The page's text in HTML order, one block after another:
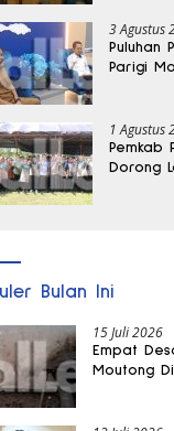
3 Agustus
Puluhan
Parigi
1 Agustus
Pemkab
Dorong
Bulan Ini
15 Juli 2026
Empat
Moutong